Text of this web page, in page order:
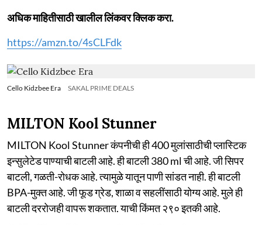
अधिक माहितीसाठी खालील लिंकवर क्लिक करा.
https://amzn.to/4sCLFdk
Cello Kidzbee Era SAKAL PRIME DEALS
MILTON Kool Stunner
MILTON Kool Stunner कंपनीची ही 400 मुलांसाठीची प्लास्टिक
इन्सुलेटेड पाण्याची बाटली आहे. ही बाटली 380 ml ची आहे. जी सिपर
बाटली, गळती-रोधक आहे. त्यामुळे यातून पाणी सांडत नाही. ही बाटली
BPA-मुक्त आहे. जी फूड ग्रेड, शाळा व सहलींसाठी योग्य आहे. मुले ही
बाटली दररोजही वापरू शकतात. याची किंमत २९० इतकी आहे.